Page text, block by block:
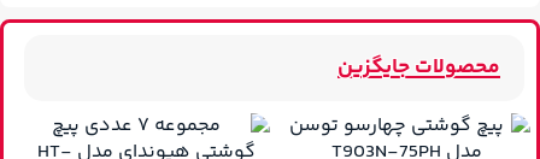
محصولات جایگزین